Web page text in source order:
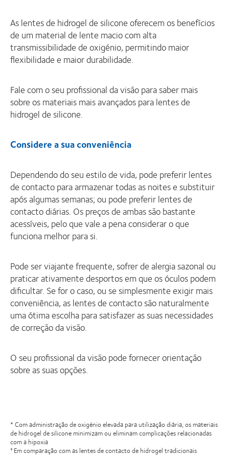
As lentes de hidrogel de silicone oferecem os benefícios
de um material de lente macio com alta
transmissibilidade de oxigénio, permitindo maior
flexibilidade e maior durabilidade.
Fale com o seu profissional da visão para saber mais
sobre os materiais mais avançados para lentes de
hidrogel de silicone.
Considere a sua conveniência
Dependendo do seu estilo de vida, pode preferir lentes
de contacto para armazenar todas as noites e substituir
após algumas semanas; ou pode preferir lentes de
contacto diárias. Os preços de ambas são bastante
acessíveis, pelo que vale a pena considerar o que
funciona melhor para si.
Pode ser viajante frequente, sofrer de alergia sazonal ou
praticar ativamente desportos em que os óculos podem
dificultar. Se for o caso, ou se simplesmente exigir mais
conveniência, as lentes de contacto são naturalmente
uma ótima escolha para satisfazer as suas necessidades
de correção da visão.
O seu profissional da visão pode fornecer orientação
sobre as suas opções.
* Com administração de oxigénio elevada para utilização diária, os materiais
de hidrogel de silicone minimizam ou eliminam complicações relacionadas
com a hipoxia
† Em comparação com as lentes de contacto de hidrogel tradicionais